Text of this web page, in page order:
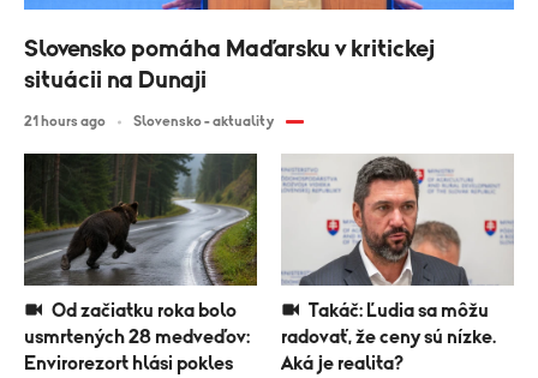
usmrtených 28 medveďov:
Envirorezort hlási pokles
radovať, že ceny sú nízke.
Aká je realita?
Slovensko pomáha Maďarsku v kritickej
situácii na Dunaji
21 hours ago Slovensko - aktuality